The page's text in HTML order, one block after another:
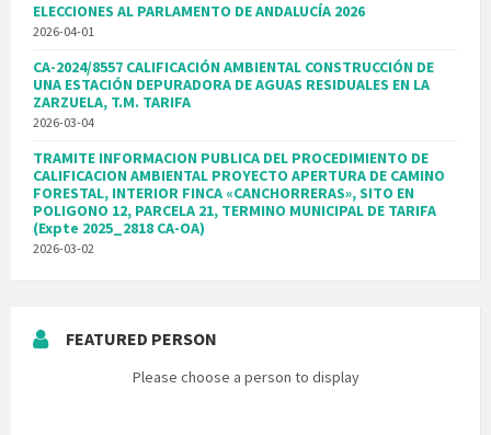
ELECCIONES AL PARLAMENTO DE ANDALUCÍA 2026
2026-04-01
CA-2024/8557 CALIFICACIÓN AMBIENTAL CONSTRUCCIÓN DE
UNA ESTACIÓN DEPURADORA DE AGUAS RESIDUALES EN LA
ZARZUELA, T.M. TARIFA
2026-03-04
TRAMITE INFORMACION PUBLICA DEL PROCEDIMIENTO DE
CALIFICACION AMBIENTAL PROYECTO APERTURA DE CAMINO
FORESTAL, INTERIOR FINCA «CANCHORRERAS», SITO EN
POLIGONO 12, PARCELA 21, TERMINO MUNICIPAL DE TARIFA
(Expte 2025_2818 CA-OA)
2026-03-02
FEATURED PERSON
Please choose a person to display